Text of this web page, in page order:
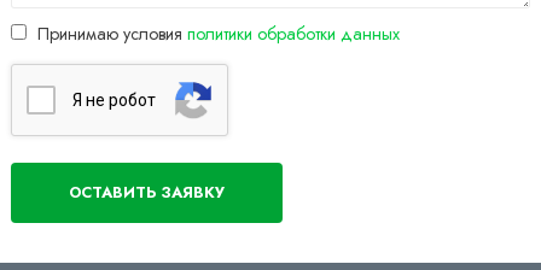
Принимаю условия политики обработки данных
Я нe poбoт